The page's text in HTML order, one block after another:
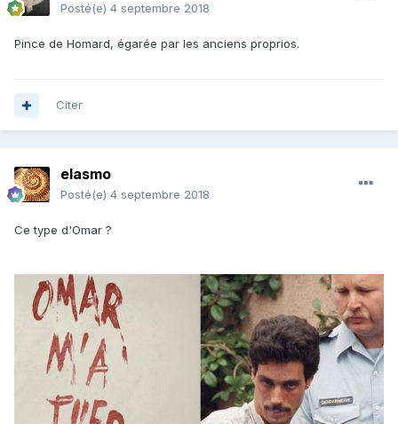
Posté(e) 4 septembre 2018
Pince de Homard, égarée par les anciens proprios.
Citer
elasmo
Posté(e) 4 septembre 2018
Ce type d'Omar ?